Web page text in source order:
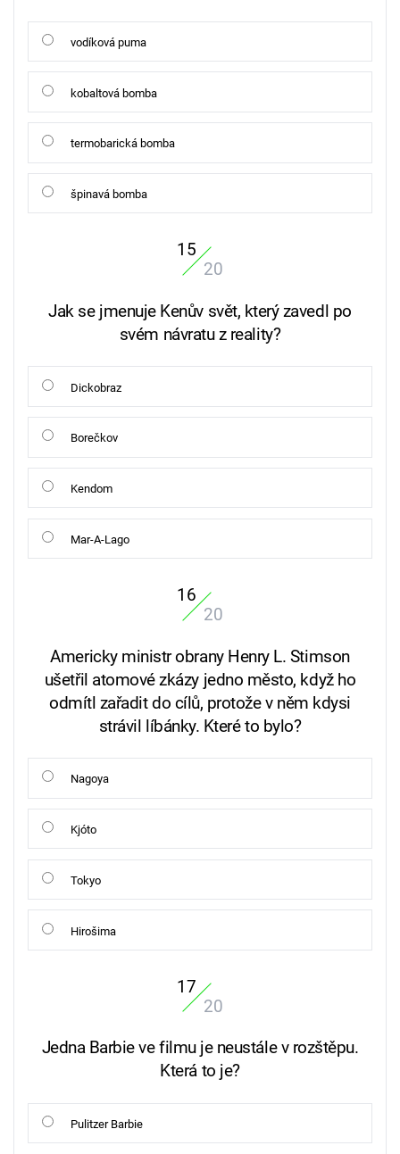
vodíková puma
kobaltová bomba
termobarická bomba
špinavá bomba
15
20
Jak se jmenuje Kenův svět, který zavedl po
svém návratu z reality?
Dickobraz
Borečkov
Kendom
Mar-A-Lago
16
20
Americky ministr obrany Henry L. Stimson
ušetřil atomové zkázy jedno město, když ho
odmítl zařadit do cílů, protože v něm kdysi
strávil líbánky. Které to bylo?
Nagoya
Kjóto
Tokyo
Hirošima
17
20
Jedna Barbie ve filmu je neustále v rozštěpu.
Která to je?
Pulitzer Barbie